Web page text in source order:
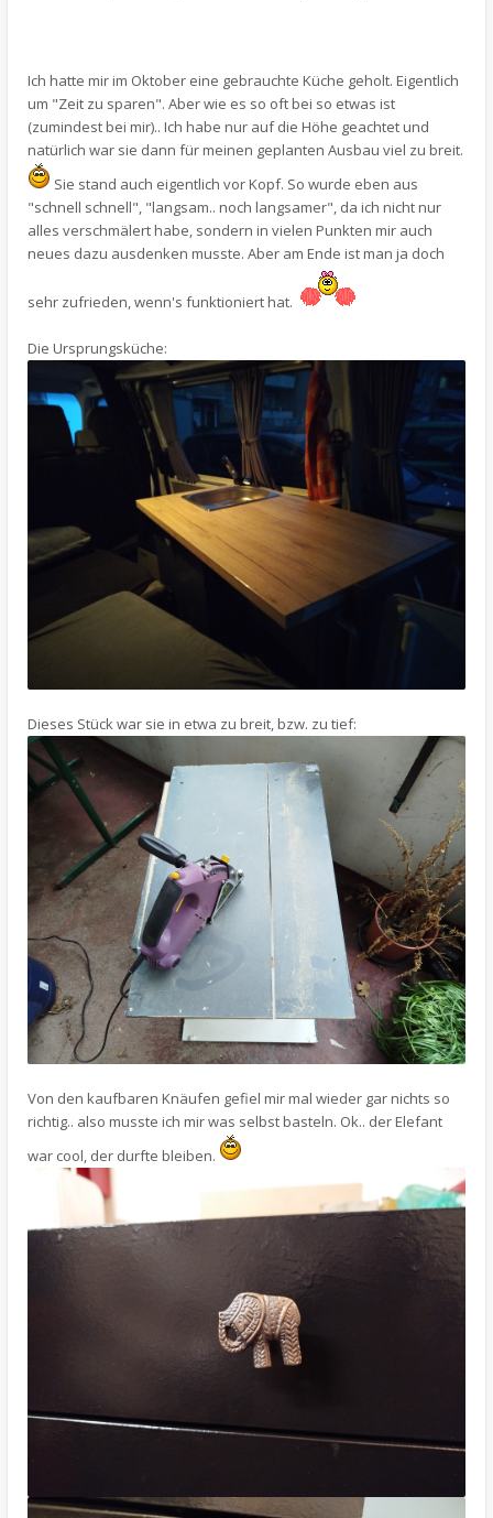
Ich hatte mir im Oktober eine gebrauchte Küche geholt. Eigentlich
um "Zeit zu sparen". Aber wie es so oft bei so etwas ist
(zumindest bei mir).. Ich habe nur auf die Höhe geachtet und
natürlich war sie dann für meinen geplanten Ausbau viel zu breit.
Sie stand auch eigentlich vor Kopf. So wurde eben aus
"schnell schnell", "langsam.. noch langsamer", da ich nicht nur
alles verschmälert habe, sondern in vielen Punkten mir auch
neues dazu ausdenken musste. Aber am Ende ist man ja doch
sehr zufrieden, wenn's funktioniert hat.
Die Ursprungsküche:
Dieses Stück war sie in etwa zu breit, bzw. zu tief:
Von den kaufbaren Knäufen gefiel mir mal wieder gar nichts so
richtig.. also musste ich mir was selbst basteln. Ok.. der Elefant
war cool, der durfte bleiben.